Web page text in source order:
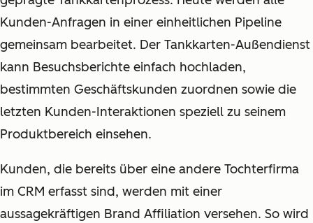
Kunden-Anfragen in einer einheitlichen Pipeline
gemeinsam bearbeitet. Der Tankkarten-Außendienst
kann Besuchsberichte einfach hochladen,
bestimmten Geschäftskunden zuordnen sowie die
letzten Kunden-Interaktionen speziell zu seinem
Produktbereich einsehen.
Kunden, die bereits über eine andere Tochterfirma
im CRM erfasst sind, werden mit einer
aussagekräftigen Brand Affiliation versehen. So wird